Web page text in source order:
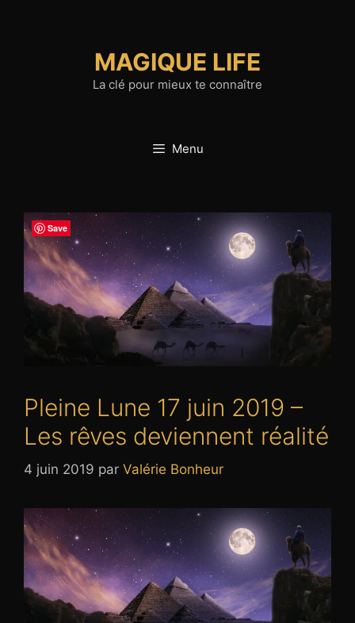
MAGIQUE LIFE
La clé pour mieux te connaître
Menu
Pleine Lune 17 juin 2019 –
Les rêves deviennent réalité
4 juin 2019 par Valérie Bonheur
Save